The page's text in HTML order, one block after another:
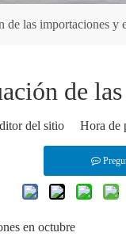
las importaciones y
de
del sitio Hora de
en octubre